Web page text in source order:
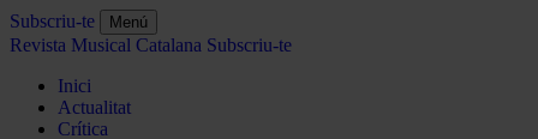
Subscriu-te Menú
Revista Musical Catalana Subscriu-te
Inici
Actualitat
Crítica